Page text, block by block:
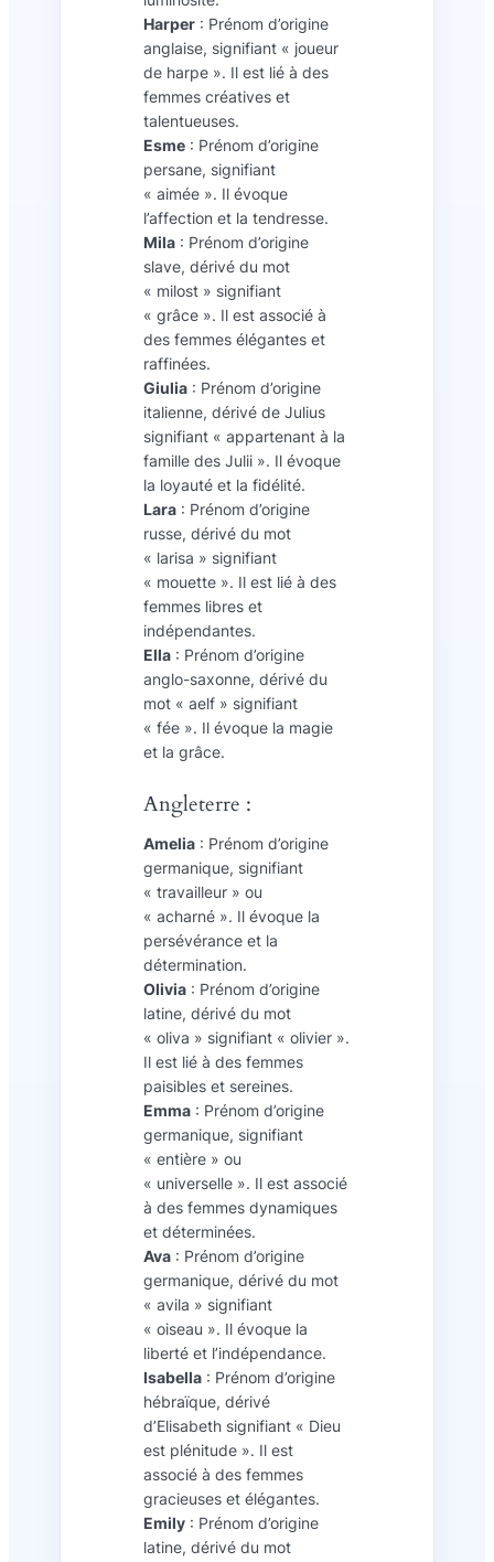
Harper: Prénom d’origine
anglaise, signifiant « joueur
de harpe ». Il est lié à des
femmes créatives et
talentueuses.
Esme: Prénom d’origine
persane, signifiant
« aimée ». Il évoque
l’affection et la tendresse.
Mila: Prénom d’origine
slave, dérivé du mot
« milost » signifiant
« grâce ». Il est associé à
des femmes élégantes et
raffinées.
Giulia: Prénom d’origine
italienne, dérivé de Julius
signifiant « appartenant à la
famille des Julii ». Il évoque
la loyauté et la fidélité.
Lara: Prénom d’origine
russe, dérivé du mot
« larisa » signifiant
« mouette ». Il est lié à des
femmes libres et
indépendantes.
Ella: Prénom d’origine
anglo-saxonne, dérivé du
mot « aelf » signifiant
« fée ». Il évoque la magie
et la grâce.
Angleterre :
Amelia: Prénom d’origine
germanique, signifiant
« travailleur » ou
« acharné ». Il évoque la
persévérance et la
détermination.
Olivia: Prénom d’origine
latine, dérivé du mot
« oliva » signifiant « olivier ».
Il est lié à des femmes
paisibles et sereines.
Emma: Prénom d’origine
germanique, signifiant
« entière » ou
« universelle ». Il est associé
à des femmes dynamiques
et déterminées.
Ava: Prénom d’origine
germanique, dérivé du mot
« avila » signifiant
« oiseau ». Il évoque la
liberté et l’indépendance.
Isabella: Prénom d’origine
hébraïque, dérivé
d’Elisabeth signifiant « Dieu
est plénitude ». Il est
associé à des femmes
gracieuses et élégantes.
Emily: Prénom d’origine
latine, dérivé du mot